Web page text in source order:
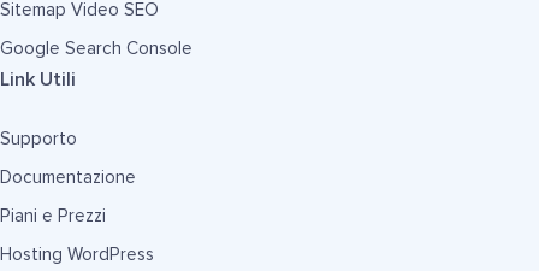
Sitemap Video SEO
Google Search Console
Link Utili
Supporto
Documentazione
Piani e Prezzi
Hosting WordPress